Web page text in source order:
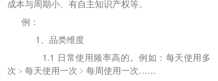
成本与周期小、有自主知识产权等。
例：
1、品类维度
1.1 日常使用频率高的。例如：每天使用多
次﹥每天使用一次﹥每周使用一次……